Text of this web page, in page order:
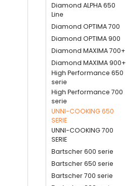
Diamond ALPHA 650
Line
Diamond OPTIMA 700
Diamond OPTIMA 900
Diamond MAXIMA 700+
Diamond MAXIMA 900+
High Performance 650
serie
High Performance 700
serie
UNNI-COOKING 650
SERIE
UNNI-COOKING 700
SERIE
Bartscher 600 serie
Bartscher 650 serie
Bartscher 700 serie